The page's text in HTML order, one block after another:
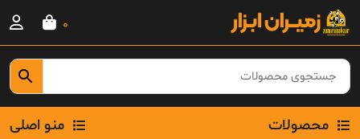
Skip
content
0
محصولات منو اصلی